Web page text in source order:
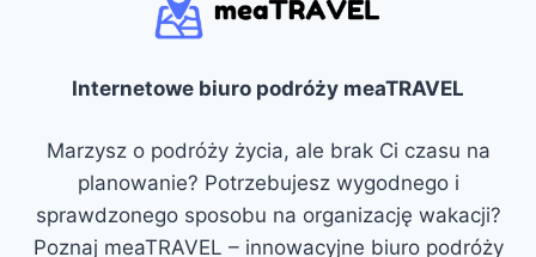
Internetowe biuro podróży meaTRAVEL
Marzysz o podróży życia, ale brak Ci czasu na
planowanie? Potrzebujesz wygodnego i
sprawdzonego sposobu na organizację wakacji?
Poznaj meaTRAVEL – innowacyjne biuro podróży